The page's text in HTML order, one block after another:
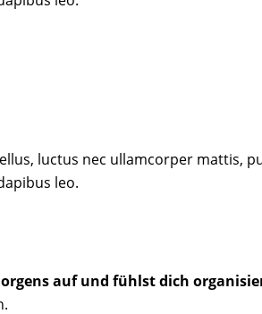
luctus nec ullamcorper mattis,
leo.
auf und fühlst dich